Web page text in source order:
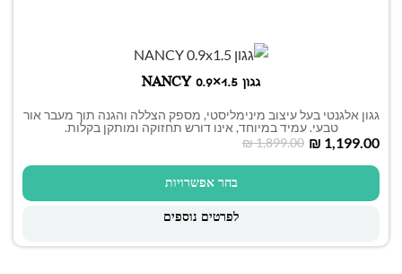
גגון NANCY 0.9×1.5
גגון אלגנטי בעל עיצוב מינימליסטי, מספק הצללה והגנה תוך מעבר אור
טבעי. עמיד במיוחד, אינו דורש תחזוקה ומותקן בקלות.
₪1,899.00 ₪ 1,199.00
בחר אפשרויות
לפרטים נוספים